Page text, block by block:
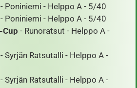
Poniniemi - Helppo A - 5/40
Poniniemi - Helppo A - 5/40
Cup - Runoratsut - Helppo A -
Syrjän Ratsutalli - Helppo A -
Syrjän Ratsutalli - Helppo A -